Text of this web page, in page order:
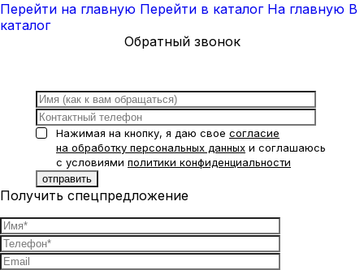
Перейти на главную Перейти в каталог На главную В
каталог
Обратный звонок
Нажимая на кнопку, я даю свое согласие
на обработку персональных данных и соглашаюсь
с условиями политики конфиденциальности
Получить спецпредложение